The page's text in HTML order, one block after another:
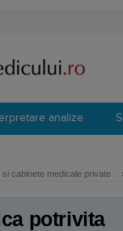
analize
si cabinete medicale private
potrivita